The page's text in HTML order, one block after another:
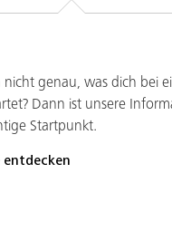
nicht genau, was dich bei
Dann ist unsere
Startpunkt.
entdecken